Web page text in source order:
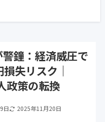
鐘：経済威圧で
失リスク｜
政策の転換
日 2025年11月20日